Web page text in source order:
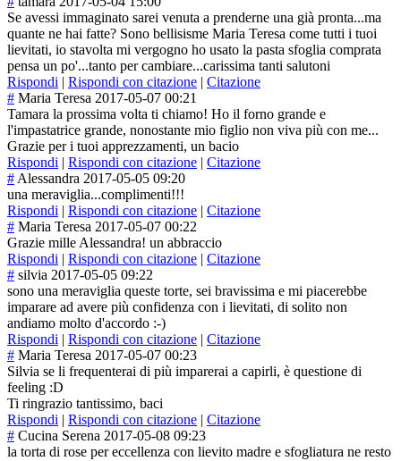
Se avessi immaginato sarei venuta a prenderne una già pronta...ma
quante ne hai fatte? Sono bellisisme Maria Teresa come tutti i tuoi
lievitati, io stavolta mi vergogno ho usato la pasta sfoglia comprata
pensa un po'...tanto per cambiare...carissima tanti salutoni
Rispondi | Rispondi con citazione | Citazione
# Maria Teresa 2017-05-07 00:21
Tamara la prossima volta ti chiamo! Ho il forno grande e
l'impastatrice grande, nonostante mio figlio non viva più con me...
Grazie per i tuoi apprezzamenti, un bacio
Rispondi | Rispondi con citazione | Citazione
# Alessandra 2017-05-05 09:20
una meraviglia...complimenti!!!
Rispondi | Rispondi con citazione | Citazione
# Maria Teresa 2017-05-07 00:22
Grazie mille Alessandra! un abbraccio
Rispondi | Rispondi con citazione | Citazione
# silvia 2017-05-05 09:22
sono una meraviglia queste torte, sei bravissima e mi piacerebbe
imparare ad avere più confidenza con i lievitati, di solito non
andiamo molto d'accordo :-)
Rispondi | Rispondi con citazione | Citazione
# Maria Teresa 2017-05-07 00:23
Silvia se li frequenterai di più imparerai a capirli, è questione di
feeling :D
Ti ringrazio tantissimo, baci
Rispondi | Rispondi con citazione | Citazione
# Cucina Serena 2017-05-08 09:23
la torta di rose per eccellenza con lievito madre e sfogliatura ne resto